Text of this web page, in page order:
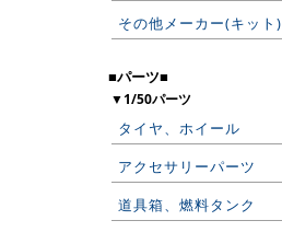
その他メーカー(キット)
■パーツ■
▼1/50パーツ
タイヤ、ホイール
アクセサリーパーツ
道具箱、燃料タンク